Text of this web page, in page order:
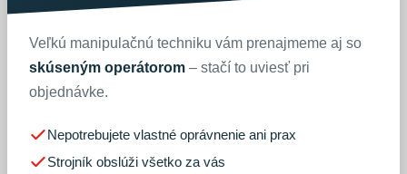
Veľkú manipulačnú techniku vám prenajmeme aj so
skúseným operátorom – stačí to uviesť pri
objednávke.
Nepotrebujete vlastné oprávnenie ani prax
Strojník obslúži všetko za vás